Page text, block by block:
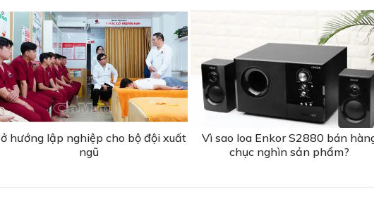
hướng lập nghiệp cho bộ đội xuất
ngũ
Vì sao loa Enkor S2880 bán
chục nghìn sản phẩm?